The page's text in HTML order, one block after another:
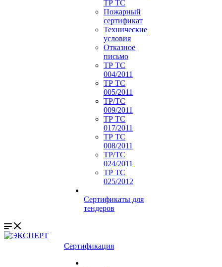
ТР ТС
Пожарный
сертификат
Технические
условия
Отказное
письмо
ТР ТС
004/2011
ТР ТС
005/2011
ТР/ТС
009/2011
ТР ТС
017/2011
ТР ТС
008/2011
ТР/ТС
024/2011
ТР ТС
025/2012
Сертификаты для
тендеров
Сертификация